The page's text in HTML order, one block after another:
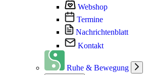
Webshop
Termine
Nachrichtenblatt
Kontakt
Ruhe & Bewegung